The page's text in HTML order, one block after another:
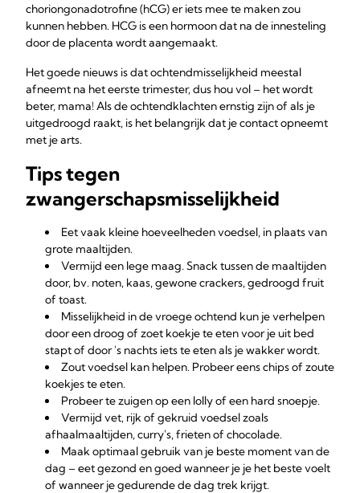
choriongonadotrofine (hCG) er iets mee te maken zou
kunnen hebben. HCG is een hormoon dat na de innesteling
door de placenta wordt aangemaakt.
Het goede nieuws is dat ochtendmisselijkheid meestal
afneemt na het eerste trimester, dus hou vol – het wordt
beter, mama! Als de ochtendklachten ernstig zijn of als je
uitgedroogd raakt, is het belangrijk dat je contact opneemt
met je arts.
Tips tegen
zwangerschapsmisselijkheid
Eet vaak kleine hoeveelheden voedsel, in plaats van
grote maaltijden.
Vermijd een lege maag. Snack tussen de maaltijden
door, bv. noten, kaas, gewone crackers, gedroogd fruit
of toast.
Misselijkheid in de vroege ochtend kun je verhelpen
door een droog of zoet koekje te eten voor je uit bed
stapt of door 's nachts iets te eten als je wakker wordt.
Zout voedsel kan helpen. Probeer eens chips of zoute
koekjes te eten.
Probeer te zuigen op een lolly of een hard snoepje.
Vermijd vet, rijk of gekruid voedsel zoals
afhaalmaaltijden, curry's, frieten of chocolade.
Maak optimaal gebruik van je beste moment van de
dag – eet gezond en goed wanneer je je het beste voelt
of wanneer je gedurende de dag trek krijgt.